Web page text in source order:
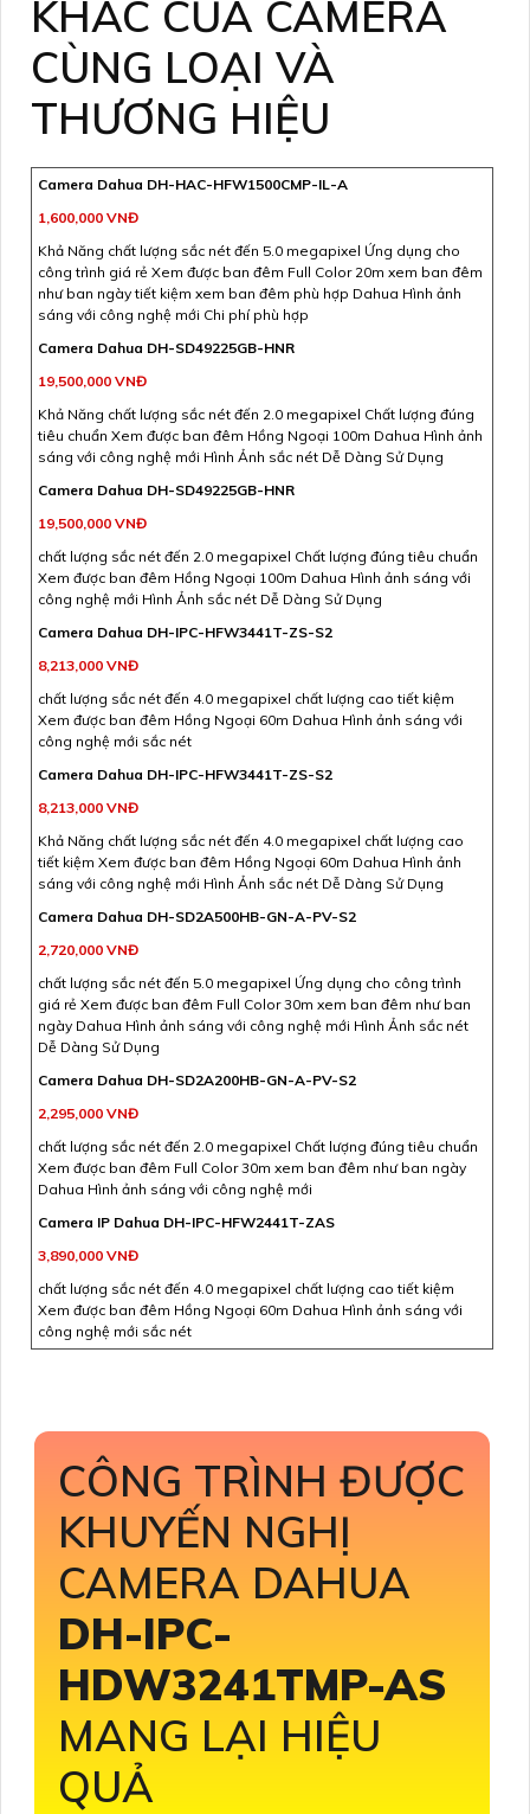
KHÁC CỦA CAMERA
CÙNG LOẠI VÀ
THƯƠNG HIỆU
Camera Dahua DH-HAC-HFW1500CMP-IL-A
1,600,000 VNĐ
Khả Năng chất lượng sắc nét đến 5.0 megapixel Ứng dụng cho
công trình giá rẻ Xem được ban đêm Full Color 20m xem ban đêm
như ban ngày tiết kiệm xem ban đêm phù hợp Dahua Hình ảnh
sáng với công nghệ mới Chi phí phù hợp
Camera Dahua DH-SD49225GB-HNR
19,500,000 VNĐ
Khả Năng chất lượng sắc nét đến 2.0 megapixel Chất lượng đúng
tiêu chuẩn Xem được ban đêm Hồng Ngoại 100m Dahua Hình ảnh
sáng với công nghệ mới Hình Ảnh sắc nét Dễ Dàng Sử Dụng
Camera Dahua DH-SD49225GB-HNR
19,500,000 VNĐ
chất lượng sắc nét đến 2.0 megapixel Chất lượng đúng tiêu chuẩn
Xem được ban đêm Hồng Ngoại 100m Dahua Hình ảnh sáng với
công nghệ mới Hình Ảnh sắc nét Dễ Dàng Sử Dụng
Camera Dahua DH-IPC-HFW3441T-ZS-S2
8,213,000 VNĐ
chất lượng sắc nét đến 4.0 megapixel chất lượng cao tiết kiệm
Xem được ban đêm Hồng Ngoại 60m Dahua Hình ảnh sáng với
công nghệ mới sắc nét
Camera Dahua DH-IPC-HFW3441T-ZS-S2
8,213,000 VNĐ
Khả Năng chất lượng sắc nét đến 4.0 megapixel chất lượng cao
tiết kiệm Xem được ban đêm Hồng Ngoại 60m Dahua Hình ảnh
sáng với công nghệ mới Hình Ảnh sắc nét Dễ Dàng Sử Dụng
Camera Dahua DH-SD2A500HB-GN-A-PV-S2
2,720,000 VNĐ
chất lượng sắc nét đến 5.0 megapixel Ứng dụng cho công trình
giá rẻ Xem được ban đêm Full Color 30m xem ban đêm như ban
ngày Dahua Hình ảnh sáng với công nghệ mới Hình Ảnh sắc nét
Dễ Dàng Sử Dụng
Camera Dahua DH-SD2A200HB-GN-A-PV-S2
2,295,000 VNĐ
chất lượng sắc nét đến 2.0 megapixel Chất lượng đúng tiêu chuẩn
Xem được ban đêm Full Color 30m xem ban đêm như ban ngày
Dahua Hình ảnh sáng với công nghệ mới
Camera IP Dahua DH-IPC-HFW2441T-ZAS
3,890,000 VNĐ
chất lượng sắc nét đến 4.0 megapixel chất lượng cao tiết kiệm
Xem được ban đêm Hồng Ngoại 60m Dahua Hình ảnh sáng với
công nghệ mới sắc nét
CÔNG TRÌNH ĐƯỢC
KHUYẾN NGHỊ
CAMERA DAHUA
DH-IPC-
HDW3241TMP-AS
MANG LẠI HIỆU
QUẢ